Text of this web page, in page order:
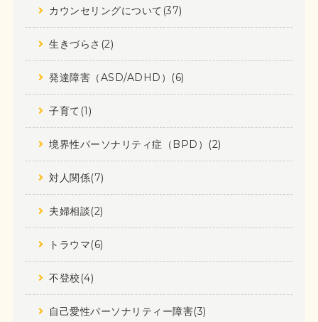
カウンセリングについて(37)
生きづらさ(2)
発達障害（ASD/ADHD）(6)
子育て(1)
境界性パーソナリティ症（BPD）(2)
対人関係(7)
夫婦相談(2)
トラウマ(6)
不登校(4)
自己愛性パーソナリティー障害(3)